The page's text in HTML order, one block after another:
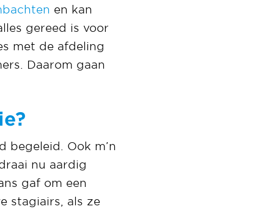
en kan
gereed is voor
met de afdeling
Daarom gaan
begeleid. Ook m’n
nu aardig
gaf om een
stagiairs, als ze